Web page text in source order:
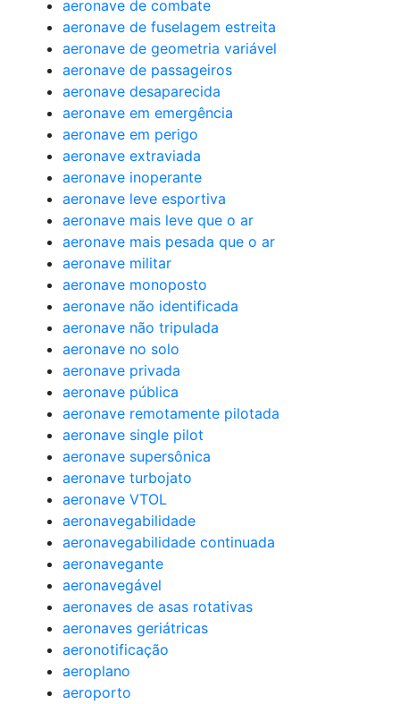
aeronave de combate
aeronave de fuselagem estreita
aeronave de geometria variável
aeronave de passageiros
aeronave desaparecida
aeronave em emergência
aeronave em perigo
aeronave extraviada
aeronave inoperante
aeronave leve esportiva
aeronave mais leve que o ar
aeronave mais pesada que o ar
aeronave militar
aeronave monoposto
aeronave não identificada
aeronave não tripulada
aeronave no solo
aeronave privada
aeronave pública
aeronave remotamente pilotada
aeronave single pilot
aeronave supersônica
aeronave turbojato
aeronave VTOL
aeronavegabilidade
aeronavegabilidade continuada
aeronavegante
aeronavegável
aeronaves de asas rotativas
aeronaves geriátricas
aeronotificação
aeroplano
aeroporto